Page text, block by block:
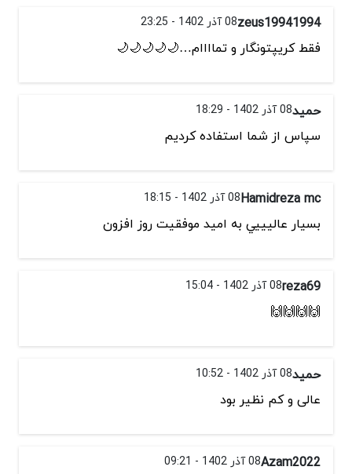
zeus1994199408 آذر 1402 - 23:25
فقط کریپتونگار و تماااام…🌙🌙🌙🌙🌙
حمید08 آذر 1402 - 18:29
سپاس از شما استفاده کردیم
Hamidreza mc08 آذر 1402 - 18:15
بسيار عاليييي به اميد موفقيت روز افزون
reza6908 آذر 1402 - 15:04
🙌🙌🙌🙌
حمید08 آذر 1402 - 10:52
عالی و کم نظیر بود
Azam202208 آذر 1402 - 09:21